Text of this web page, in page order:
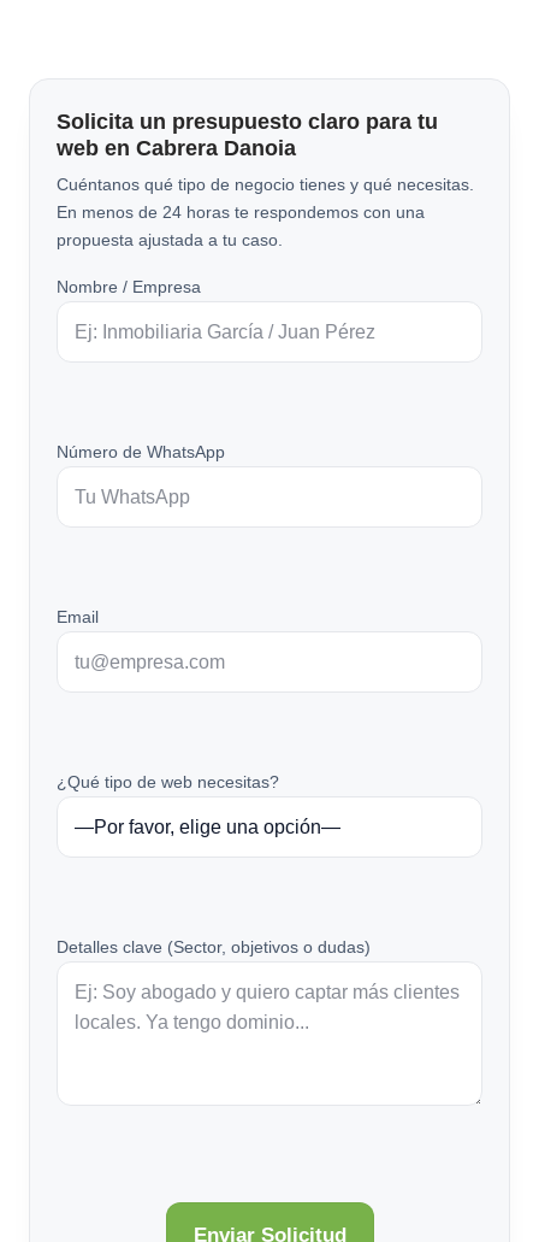
Solicita un presupuesto claro para tu
web en Cabrera Danoia
Cuéntanos qué tipo de negocio tienes y qué necesitas.
En menos de 24 horas te respondemos con una
propuesta ajustada a tu caso.
Nombre / Empresa
Número de WhatsApp
Email
¿Qué tipo de web necesitas?
Detalles clave (Sector, objetivos o dudas)